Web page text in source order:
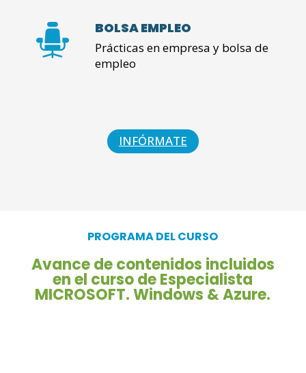
BOLSA EMPLEO
Prácticas en empresa y bolsa de
empleo
INFÓRMATE
PROGRAMA DEL CURSO
Avance de contenidos incluidos
en el curso de Especialista
MICROSOFT. Windows & Azure.